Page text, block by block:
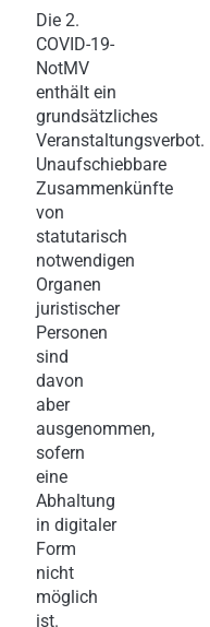
Die 2.
COVID-19-
NotMV
enthält ein
grundsätzliches
Veranstaltungsverbot.
Unaufschiebbare
Zusammenkünfte
von
statutarisch
notwendigen
Organen
juristischer
Personen
sind
davon
aber
ausgenommen,
sofern
eine
Abhaltung
in digitaler
Form
nicht
möglich
ist.